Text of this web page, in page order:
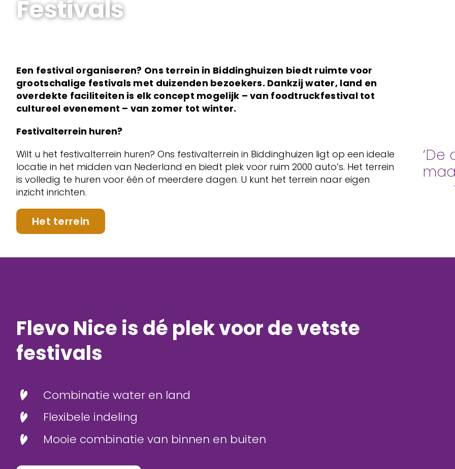
Festivals
Een festival organiseren? Ons terrein in Biddinghuizen biedt ruimte voor
grootschalige festivals met duizenden bezoekers. Dankzij water, land en
overdekte faciliteiten is elk concept mogelijk – van foodtruckfestival tot
cultureel evenement – van zomer tot winter.
Festivalterrein huren?
Wilt u het festivalterrein huren? Ons festivalterrein in Biddinghuizen ligt op een ideale
locatie in het midden van Nederland en biedt plek voor ruim 2000 auto’s. Het terrein
is volledig te huren voor één of meerdere dagen. U kunt het terrein naar eigen
inzicht inrichten.
Het terrein
Flevo Nice is dé plek voor de vetste
festivals
Combinatie water en land
Flexibele indeling
Mooie combinatie van binnen en buiten